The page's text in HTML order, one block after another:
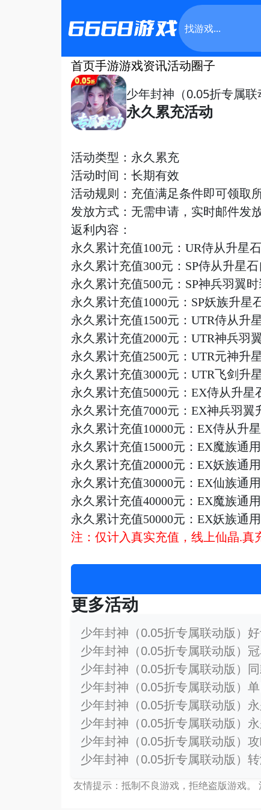
首页手游游戏资讯活动圈子
少年封神（0.05折专属联
永久累充活动
活动类型：永久累充
活动时间：长期有效
活动规则：充值满足条件即可领取
发放方式：无需申请，实时邮件发
返利内容：
永久累计充值100元：UR侍从升星
永久累计充值300元：SP侍从升星
永久累计充值500元：SP神兵羽翼
永久累计充值1000元 ： SP妖族升星
永久累计充值1500元 ： UTR侍从升
永久累计充值2000元：UTR神兵羽
永久累计充值2500元：UTR元神升
永久累计充值3000元：UTR飞剑升
永久累计充值5000元：EX侍从升
永久累计充值7000元：EX神兵羽
永久累计充值10000元：EX侍从升
永久累计充值15000元：EX魔族通
永久累计充值20000元：EX妖族通
永久累计充值30000元：EX仙族通
永久累计充值40000元：EX魔族通
永久累计充值50000元：EX妖族通
注：仅计入真实充值，线上仙晶.真
更多活动
少年封神（0.05折专属联动版）
少年封神（0.05折专属联动版）
少年封神（0.05折专属联动版）
少年封神（0.05折专属联动版）
少年封神（0.05折专属联动版）
少年封神（0.05折专属联动版）
少年封神（0.05折专属联动版）
少年封神（0.05折专属联动版）
友情提示：抵制不良游戏，拒绝盗版游戏